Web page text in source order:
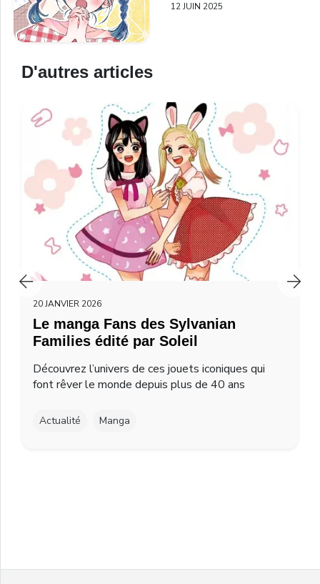
12 JUIN 2025
D'autres articles
20 JANVIER 2026
Le manga Fans des Sylvanian
Families édité par Soleil
Découvrez l’univers de ces jouets iconiques qui
font rêver le monde depuis plus de 40 ans
Actualité Manga